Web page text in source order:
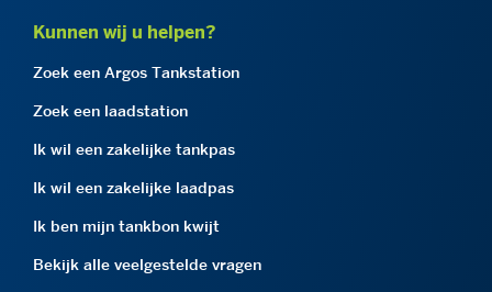
Kunnen wij u helpen?
Zoek een Argos Tankstation
Zoek een laadstation
Ik wil een zakelijke tankpas
Ik wil een zakelijke laadpas
Ik ben mijn tankbon kwijt
Bekijk alle veelgestelde vragen